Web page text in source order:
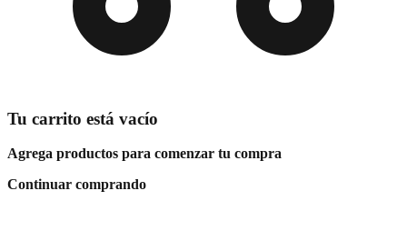
Tu carrito está vacío
Agrega productos para comenzar tu compra
Continuar comprando